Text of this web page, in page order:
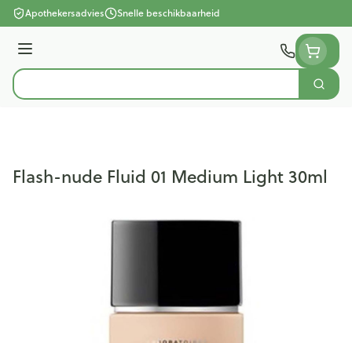
Ga naar de inhoud
Apothekersadvies Snelle beschikbaarheid
Menu
Product, merk, categorie...
Zoek
Flash-nude Fluid 01 Medium Light 30ml